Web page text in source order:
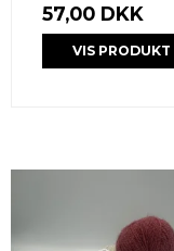
57,00 DKK
VIS PRODUKT